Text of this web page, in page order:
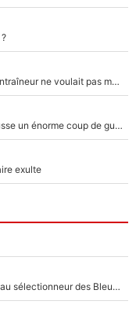
Mercato - OM : Un grand nom a été éjecté, «l’entraîneur ne voulait pas me conserver»
Victime de racisme contre Murray, Kyrgios pousse un énorme coup de gueule !
exulte
«Plus grand, je ferai chauffeur-livreur» : Nouveau sélectionneur des Bleus, Zinédine Zidane s’était imaginé un avenir très différent lorsqu'il était enfant